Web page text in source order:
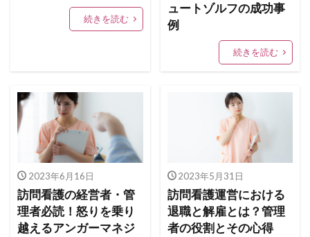
続きを読む
ュートゾルフの成功事
例
続きを読む
2023年6月16日
訪問看護の経営者・管
理者必読！怒りを乗り
越えるアンガーマネジ
2023年5月31日
訪問看護運営における
退職と解雇とは？管理
者の役割とその心得